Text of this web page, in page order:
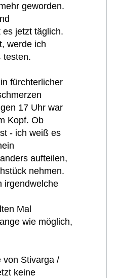
geworden.
jetzt täglich.
werde ich
testen.
fürchterlicher
17 Uhr war
Kopf. Ob
- ich weiß es
aufteilen,
nehmen.
irgendwelche
Mal
wie möglich,
von Stivarga /
keine